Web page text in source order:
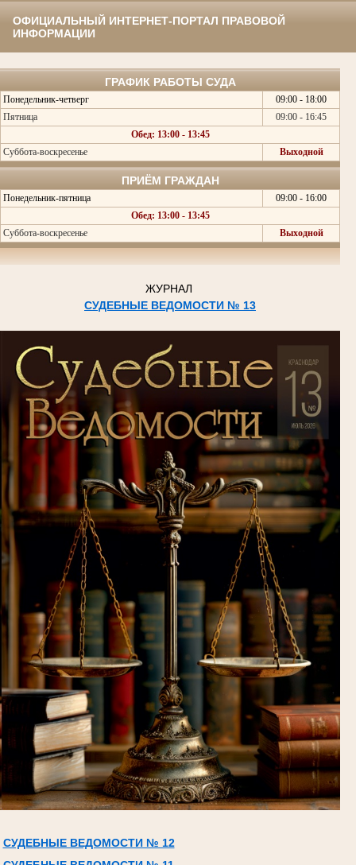
ОФИЦИАЛЬНЫЙ ИНТЕРНЕТ-ПОРТАЛ ПРАВОВОЙ
ИНФОРМАЦИИ
ГРАФИК РАБОТЫ СУДА
Понедельник-четверг
09:00 - 18:00
Пятница
09:00 - 16:45
Обед: 13:00 - 13:45
Суббота-воскресенье
Выходной
ПРИЁМ ГРАЖДАН
Понедельник-пятница
09:00 - 16:00
Обед: 13:00 - 13:45
Суббота-воскресенье
Выходной
ЖУРНАЛ
СУДЕБНЫЕ ВЕДОМОСТИ № 13
СУДЕБНЫЕ ВЕДОМОСТИ № 12